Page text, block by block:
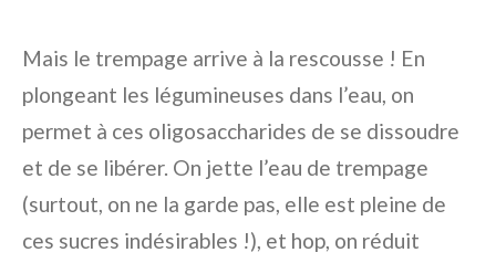
Mais le trempage arrive à la rescousse ! En
plongeant les légumineuses dans l’eau, on
permet à ces oligosaccharides de se dissoudre
et de se libérer. On jette l’eau de trempage
(surtout, on ne la garde pas, elle est pleine de
ces sucres indésirables !), et hop, on réduit